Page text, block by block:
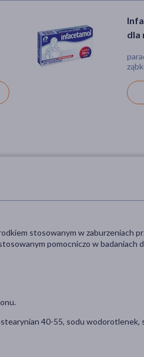
dla
stosowanym w zaburzeniach
pomocniczo w badaniach
40-55, sodu wodorotlenek,